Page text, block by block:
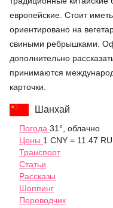
европейские. Стоит
ориентировано на
свиными ребрышками.
дополнительно
принимаются
карточки.
Шанхай
Погода 31°, облачно
Цены 1 CNY = 11.47
Транспорт
Статьи
Рассказы
Шоппинг
Переводчик